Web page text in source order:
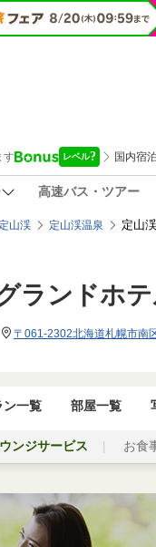
高速バス・ツアー
定山渓 定山渓温泉 定山
ランドホ
〒061-2302北海道札幌市南
ン一覧 部屋一覧
ンジサービス お食